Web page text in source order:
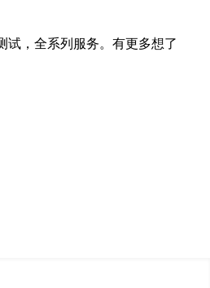
试，全系列服务。有更多想了